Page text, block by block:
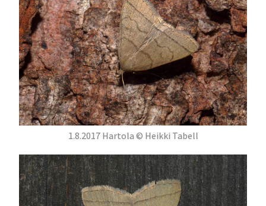
1.8.2017 Hartola © Heikki Tabell